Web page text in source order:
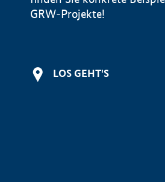
GRW-Projekte!
LOS GEHT'S